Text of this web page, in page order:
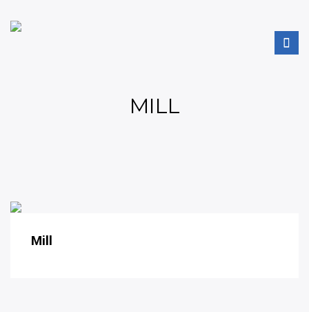
MILL
Mill